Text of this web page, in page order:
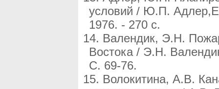
условий / Ю.П.
1976. - 270 с.
Валендик, Э.Н.
Востока / Э.Н.
С. 69-76.
Волокитина, А.В.